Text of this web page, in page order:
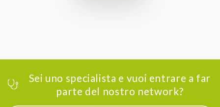
Sei uno specialista e vuoi entrare a far
parte del nostro network?